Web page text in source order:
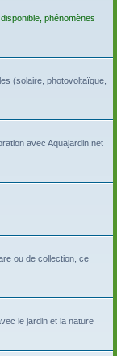
phénomènes
(solaire, photovoltaïque,
avec Aquajardin.net
ou de collection, ce
le jardin et la nature